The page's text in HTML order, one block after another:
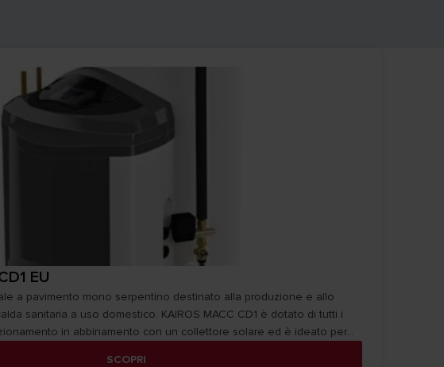
EU
a pavimento mono serpentino destinato alla produzione e allo
sanitaria a uso domestico. KAIROS MACC CD1 è dotato di tutti i
in abbinamento con un collettore solare ed è ideato per...
SCOPRI